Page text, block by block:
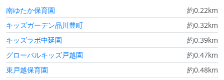
南ゆたか保育園
約0.22km
キッズガーデン品川豊町
約0.32km
キッズラボ中延園
約0.39km
グローバルキッズ戸越園
約0.47km
東戸越保育園
約0.48km